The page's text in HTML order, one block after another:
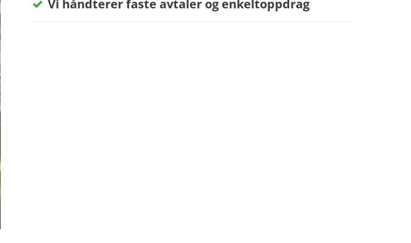
Vi håndterer faste avtaler og enkeltoppdrag